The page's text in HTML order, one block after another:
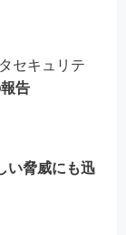
セキュリテ
告
い脅威にも迅